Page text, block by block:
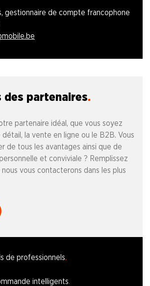
gestionnaire de compte francophone
des partenaires
partenaire idéal, que vous soyez
la vente en ligne ou le B2B. Vous
de tous les avantages ainsi que de
et conviviale ? Remplissez
vous contacterons dans les plus
de professionnels
intelligents